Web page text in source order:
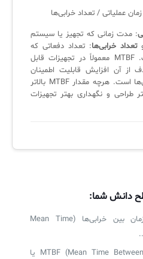
: مدت زمانی که تجهیز یا سیستم
تعداد خرابی‌ها: تعداد دفعاتی که
تجهیز دچار خرابی شده است. MTBF معمولاً در تجهیزات قابل
از آن افزایش قابلیت اطمینان
سیستم و کاهش تعداد خرابی‌ها است. هرچه مقدار MTBF بالاتر
طراحی و نگهداری بهتر تجهیزات
دانش شما:
میانگین زمان بین خرابی‌ها (Mean Time
MTBF (Mean Time Between Failures) یا
پایانی]
اطلاعات